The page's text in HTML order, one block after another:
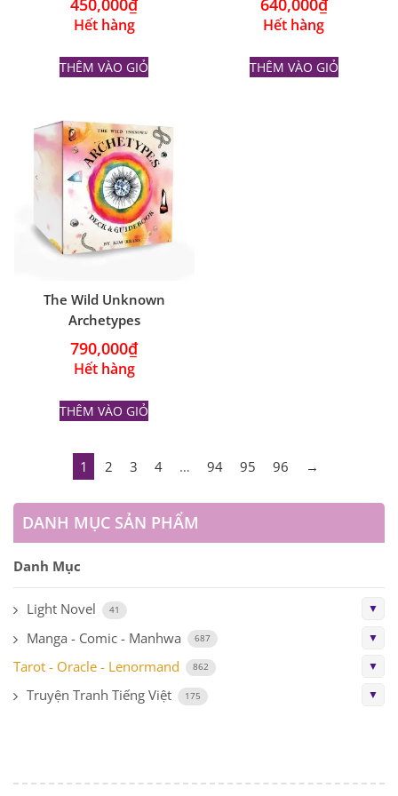
Hết hàng
THÊM VÀO GIỎ
Hết hàng
THÊM VÀO GIỎ
The Wild Unknown
Archetypes
790,000₫
Hết hàng
THÊM VÀO GIỎ
1 2 3 4 … 94 95 96 →
DANH MỤC SẢN PHẨM
Danh Mục
▼
Light Novel 41
▼
Manga - Comic - Manhwa 687
▼
Tarot - Oracle - Lenormand 862
▼
Truyện Tranh Tiếng Việt 175